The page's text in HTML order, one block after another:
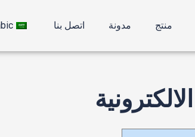
منتج مدونة اتصل بنا